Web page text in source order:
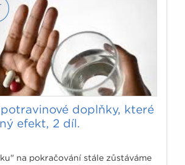
doplňky, které
efekt, 2 díl.
na pokračování stále zůstáváme